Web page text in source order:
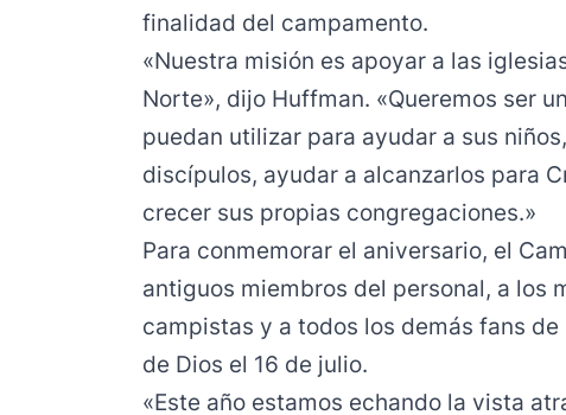
finalidad del campamento.
«Nuestra misión es apoyar a las
Norte», dijo Huffman. «Queremos ser
puedan utilizar para ayudar a sus
discípulos, ayudar a alcanzarlos para
crecer sus propias congregaciones.»
Para conmemorar el aniversario, el
antiguos miembros del personal, a los
campistas y a todos los demás fans
de Dios el 16 de julio.
«Este año estamos echando la vista